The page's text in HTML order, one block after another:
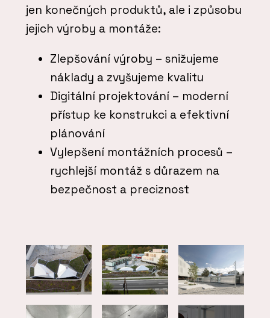
jen konečných produktů, ale i způsobu
jejich výroby a montáže:
Zlepšování výroby – snižujeme
náklady a zvyšujeme kvalitu
Digitální projektování – moderní
přístup ke konstrukci a efektivní
plánování
Vylepšení montážních procesů –
rychlejší montáž s důrazem na
bezpečnost a preciznost